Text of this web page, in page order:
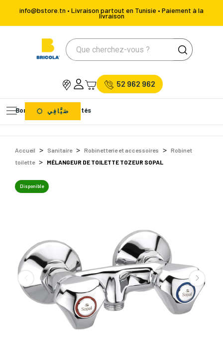
info@bstore.tn • Livraison partout en Tunisie • Paiement à la
livraison
52 962 962
Bons Plans Nouveautés
صَيَّافِي
Accueil Sanitaire Robinetterie et accessoires
Robinet
toilette
MÉLANGEUR DE TOILETTE TOZEUR SOPAL
Disponible